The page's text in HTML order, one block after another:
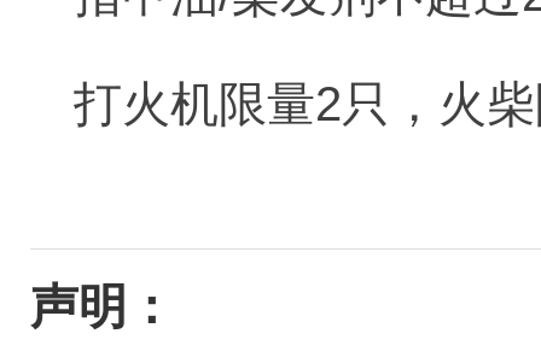
打火机限量2只，火
声明：